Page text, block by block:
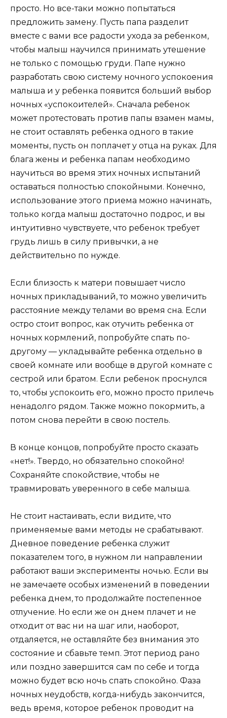
просто. Но все-таки можно попытаться
предложить замену. Пусть папа разделит
вместе с вами все радости ухода за ребенком,
чтобы малыш научился принимать утешение
не только с помощью груди. Папе нужно
разработать свою систему ночного успокоения
малыша и у ребенка появится больший выбор
ночных «успокоителей». Сначала ребенок
может протестовать против папы взамен мамы,
не стоит оставлять ребенка одного в такие
моменты, пусть он поплачет у отца на руках. Для
блага жены и ребенка папам необходимо
научиться во время этих ночных испытаний
оставаться полностью спокойными. Конечно,
использование этого приема можно начинать,
только когда малыш достаточно подрос, и вы
интуитивно чувствуете, что ребенок требует
грудь лишь в силу привычки, а не
действительно по нужде.
Если близость к матери повышает число
ночных прикладываний, то можно увеличить
расстояние между телами во время сна. Если
остро стоит вопрос, как отучить ребенка от
ночных кормлений, попробуйте спать по-
другому — укладывайте ребенка отдельно в
своей комнате или вообще в другой комнате с
сестрой или братом. Если ребенок проснулся
то, чтобы успокоить его, можно просто прилечь
ненадолго рядом. Также можно покормить, а
потом снова перейти в свою постель.
В конце концов, попробуйте просто сказать
«нет!». Твердо, но обязательно спокойно!
Сохраняйте спокойствие, чтобы не
травмировать уверенного в себе малыша.
Не стоит настаивать, если видите, что
применяемые вами методы не срабатывают.
Дневное поведение ребенка служит
показателем того, в нужном ли направлении
работают ваши эксперименты ночью. Если вы
не замечаете особых изменений в поведении
ребенка днем, то продолжайте постепенное
отлучение. Но если же он днем плачет и не
отходит от вас ни на шаг или, наоборот,
отдаляется, не оставляйте без внимания это
состояние и сбавьте темп. Этот период рано
или поздно завершится сам по себе и тогда
можно будет всю ночь спать спокойно. Фаза
ночных неудобств, когда-нибудь закончится,
ведь время, которое ребенок проводит на